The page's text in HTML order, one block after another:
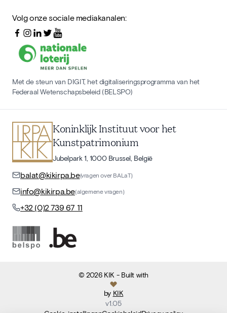
Volg onze sociale mediakanalen:
Met de steun van DIGIT, het digitaliseringsprogramma van het
Federaal Wetenschapsbeleid (BELSPO)
Koninklijk Instituut voor het
Kunstpatrimonium
Jubelpark 1, 1000 Brussel, België
balat@kikirpa.be(vragen over BALaT)
info@kikirpa.be(algemene vragen)
+32 (0)2 739 67 11
©2026 KIK - Built with
by KIK
v1.05